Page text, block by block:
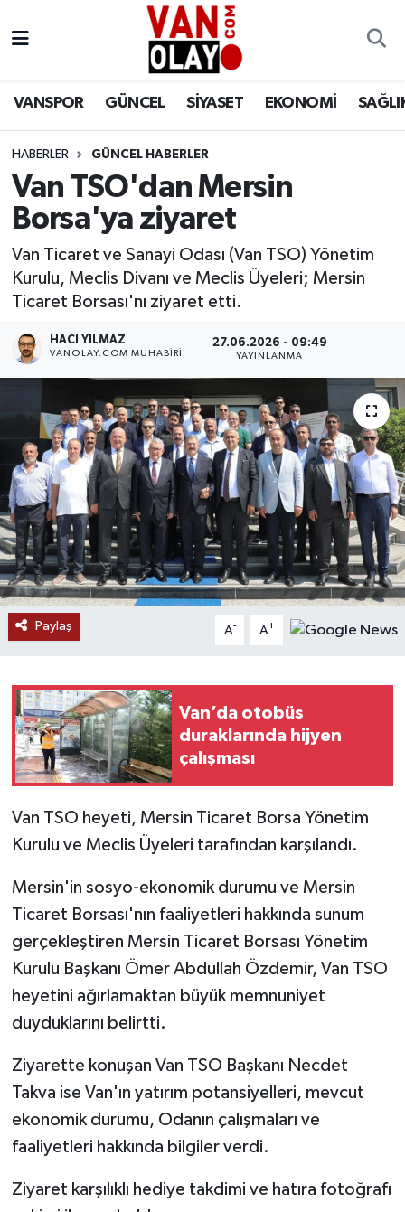
VANSPOR GÜNCEL SİYASET EKONOMİ
HABERLER GÜNCEL HABERLER
Van TSO'dan Mersin
Borsa'ya ziyaret
Van Ticaret ve Sanayi Odası (Van TSO) Yönetim
Kurulu, Meclis Divanı ve Meclis Üyeleri; Mersin
Ticaret Borsası'nı ziyaret etti.
HACI YILMAZ
VANOLAY.COM MUHABIRI
27.06.2026 - 09:49
YAYINLANMA
Paylaş A- A+
Van’da otobüs
duraklarında hijyen
çalışması
Van TSO heyeti, Mersin Ticaret Borsa Yönetim
Kurulu ve Meclis Üyeleri tarafından karşılandı.
Mersin'in sosyo-ekonomik durumu ve Mersin
Ticaret Borsası'nın faaliyetleri hakkında sunum
gerçekleştiren Mersin Ticaret Borsası Yönetim
Kurulu Başkanı Ömer Abdullah Özdemir, Van TSO
heyetini ağırlamaktan büyük memnuniyet
duyduklarını belirtti.
Ziyarette konuşan Van TSO Başkanı Necdet
Takva ise Van'ın yatırım potansiyelleri, mevcut
ekonomik durumu, Odanın çalışmaları ve
faaliyetleri hakkında bilgiler verdi.
Ziyaret karşılıklı hediye takdimi ve hatıra fotoğrafı
Siyaset
Ekonomi
Sağlık
Eğitim
Bilim & Teknoloji
RESMİ İLANLAR
Van Nöbetçi Eczaneler
Van Namaz Vakitleri
Van Trafik Yoğunluk Haritası
Süper Lig Puan Durumu ve Fikstür
Tüm Manşetler
Son Dakika Haberleri